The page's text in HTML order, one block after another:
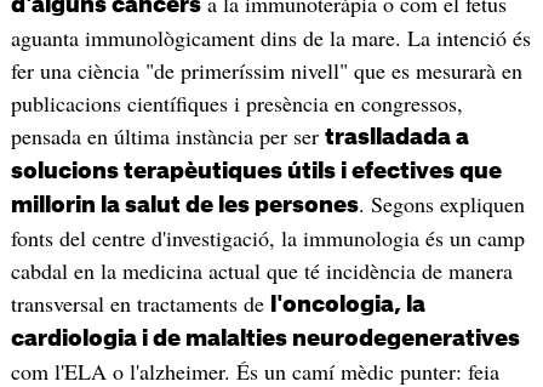
d'alguns càncers
aguanta immunològicament dins de la mare. La intenció és
fer una ciència "de primeríssim nivell" que es mesurarà en
publicacions científiques i presència en congressos,
pensada en última instància per ser traslladada a
solucions terapèutiques útils i efectives que
millorin la salut de les persones. Segons expliquen
fonts del centre d'investigació, la immunologia és un camp
cabdal en la medicina actual que té incidència de manera
transversal en tractaments de
l'oncologia, la
cardiologia i de malalties neurodegeneratives
com l'ELA o l'alzheimer. És un camí mèdic punter: feia